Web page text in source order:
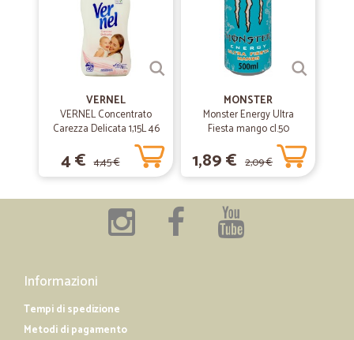
VERNEL
VERNEL Concentrato
Carezza Delicata 1,15L 46
4 € 4,45 €
MONSTER
Monster Energy Ultra
Fiesta mango cl.50
1,89 € 2,09 €
Informazioni
Tempi di spedizione
Metodi di pagamento